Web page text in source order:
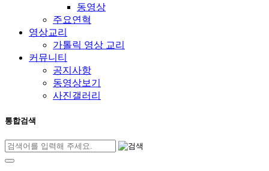
동영상
주요연혁
영상교리
가톨릭 영상 교리
커뮤니티
공지사항
동영상보기
사진갤러리
통합검색